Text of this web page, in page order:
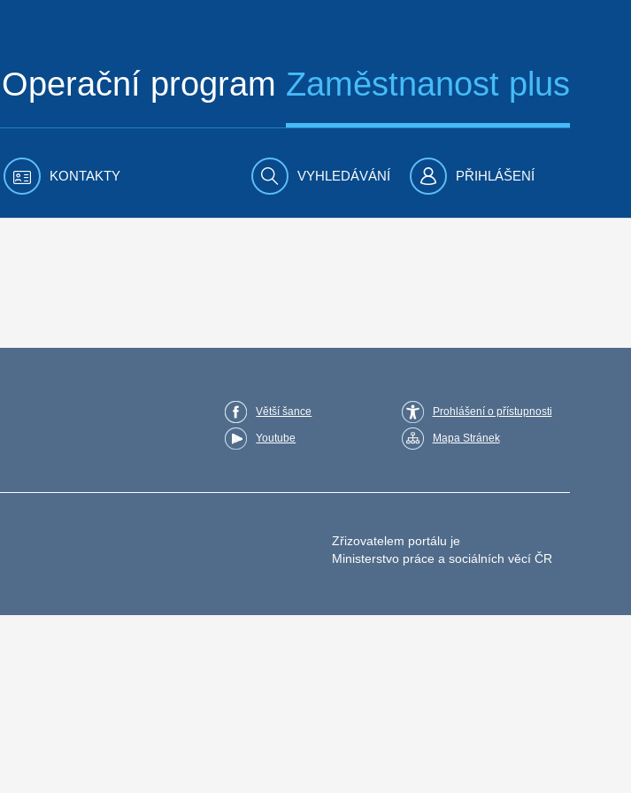
Operační program Zaměstnanost plus
KONTAKTY VYHLEDÁVÁNÍ PŘIHLÁŠENÍ
Větší šance
Youtube
Prohlášení o přístupnosti
Mapa Stránek
Zřizovatelem portálu je
Ministerstvo práce a sociálních věcí ČR